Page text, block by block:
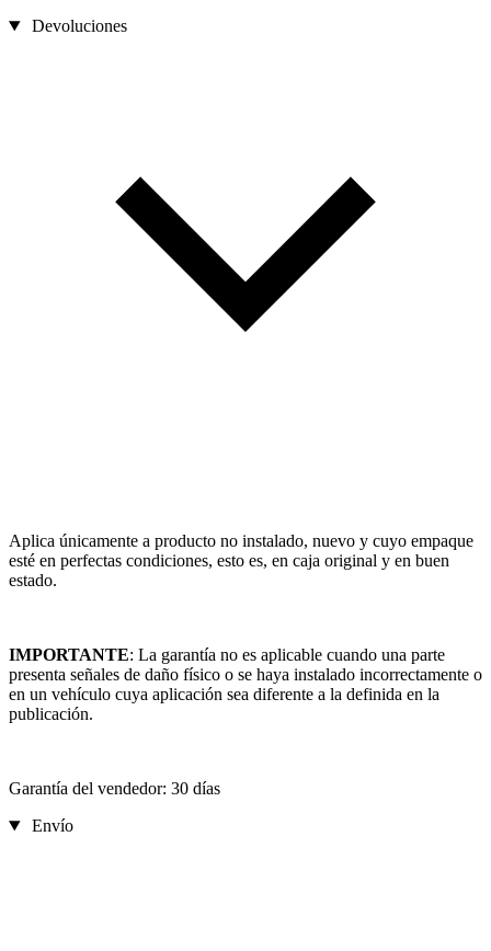
Devoluciones
Aplica únicamente a producto no instalado, nuevo y cuyo empaque
esté en perfectas condiciones, esto es, en caja original y en buen
estado.
IMPORTANTE: La garantía no es aplicable cuando una parte
presenta señales de daño físico o se haya instalado incorrectamente o
en un vehículo cuya aplicación sea diferente a la definida en la
publicación.
Garantía del vendedor: 30 días
Envío